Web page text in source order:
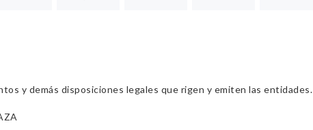
y demás disposiciones legales que rigen y emiten las entidades.